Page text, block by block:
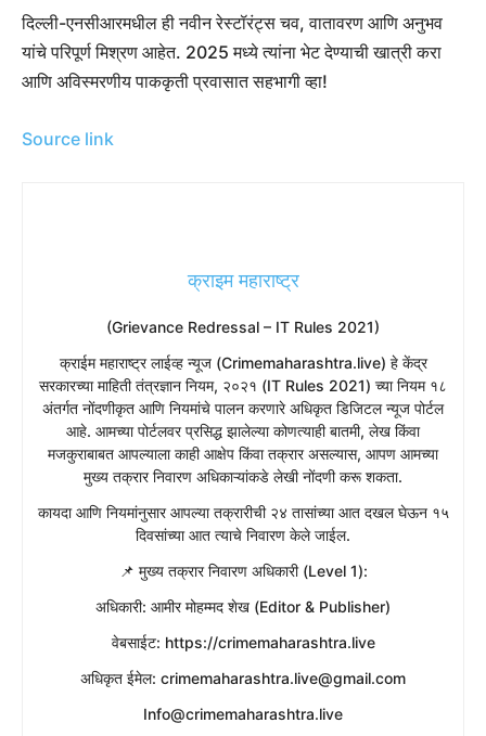
दिल्ली-एनसीआरमधील ही नवीन रेस्टॉरंट्स चव, वातावरण आणि अनुभव
यांचे परिपूर्ण मिश्रण आहेत. 2025 मध्ये त्यांना भेट देण्याची खात्री करा
आणि अविस्मरणीय पाककृती प्रवासात सहभागी व्हा!
Source link
क्राइम महाराष्ट्र
(Grievance Redressal – IT Rules 2021)
​क्राईम महाराष्ट्र लाईव्ह न्यूज (Crimemaharashtra.live) हे केंद्र
सरकारच्या माहिती तंत्रज्ञान नियम, २०२१ (IT Rules 2021) च्या नियम १८
अंतर्गत नोंदणीकृत आणि नियमांचे पालन करणारे अधिकृत डिजिटल न्यूज पोर्टल
आहे. आमच्या पोर्टलवर प्रसिद्ध झालेल्या कोणत्याही बातमी, लेख किंवा
मजकुराबाबत आपल्याला काही आक्षेप किंवा तक्रार असल्यास, आपण आमच्या
मुख्य तक्रार निवारण अधिकाऱ्यांकडे लेखी नोंदणी करू शकता.
​कायदा आणि नियमांनुसार आपल्या तक्रारीची २४ तासांच्या आत दखल घेऊन १५
दिवसांच्या आत त्याचे निवारण केले जाईल.
​📌 मुख्य तक्रार निवारण अधिकारी (Level 1):
​अधिकारी: आमीर मोहम्मद शेख (Editor & Publisher)
​वेबसाईट: https://crimemaharashtra.live
​अधिकृत ईमेल: crimemaharashtra.live@gmail.com
Info@crimemaharashtra.live